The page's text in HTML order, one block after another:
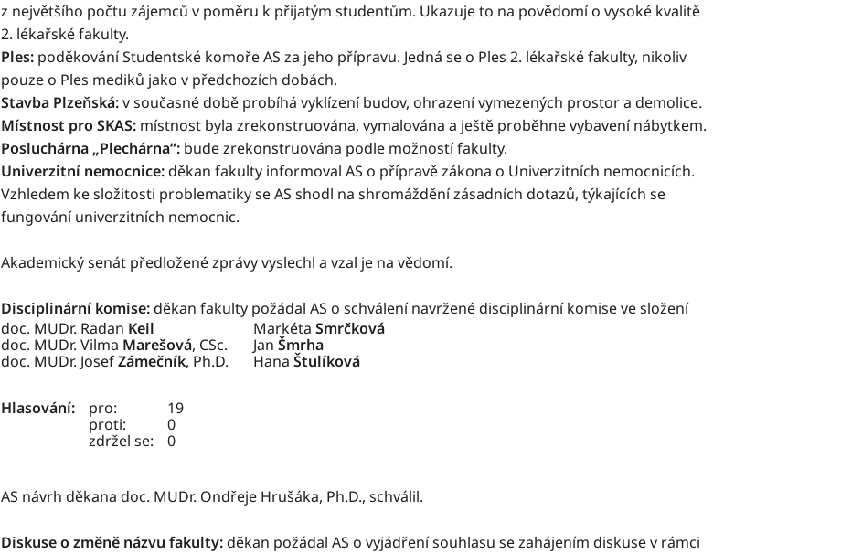
z největšího počtu zájemců v poměru k přijatým studentům. Ukazuje to na povědomí o vysoké kvalitě
2. lékařské fakulty.
Ples: poděkování Studentské komoře AS za jeho přípravu. Jedná se o Ples 2. lékařské fakulty, nikoliv
pouze o Ples mediků jako v předchozích dobách.
Stavba Plzeňská:v současné době probíhá vyklízení budov, ohrazení vymezených prostor a demolice.
Místnost pro SKAS: místnost byla zrekonstruována, vymalována a ještě proběhne vybavení nábytkem.
Posluchárna „Plechárna“: bude zrekonstruována podle možností fakulty.
Univerzitní nemocnice:děkan fakulty informoval AS o přípravě zákona o Univerzitních nemocnicích.
Vzhledem ke složitosti problematiky se AS shodl na shromáždění zásadních dotazů, týkajících se
fungování univerzitních nemocnic.
Akademický senát předložené zprávy vyslechl a vzal je na vědomí.
Disciplinární komise:děkan fakulty požádal AS o schválení navržené disciplinární komise ve složení
doc. MUDr. Radan Keil
doc. MUDr. Vilma Marešová, CSc.
doc. MUDr. JosefZámečník, Ph.D.
Markéta Smrčková
Jan Šmrha
Hana Štulíková
Hlasování: pro:
19
proti:
0
zdržel se:
0
AS návrh děkana doc. MUDr. Ondřeje Hrušáka, Ph.D., schválil.
Diskuse o změně názvu fakulty:děkan požádal AS o vyjádření souhlasu se zahájením diskuse v rámci